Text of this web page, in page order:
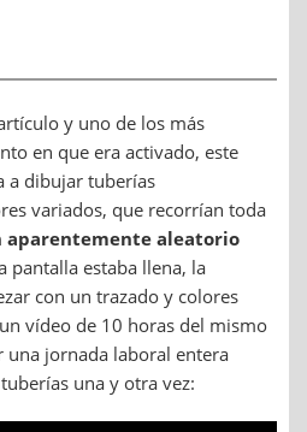
y uno de los más
en que era activado, este
a dibujar tuberías
variados, que recorrían toda
aparentemente aleatorio
pantalla estaba llena, la
con un trazado y colores
vídeo de 10 horas del mismo
una jornada laboral entera
una y otra vez: